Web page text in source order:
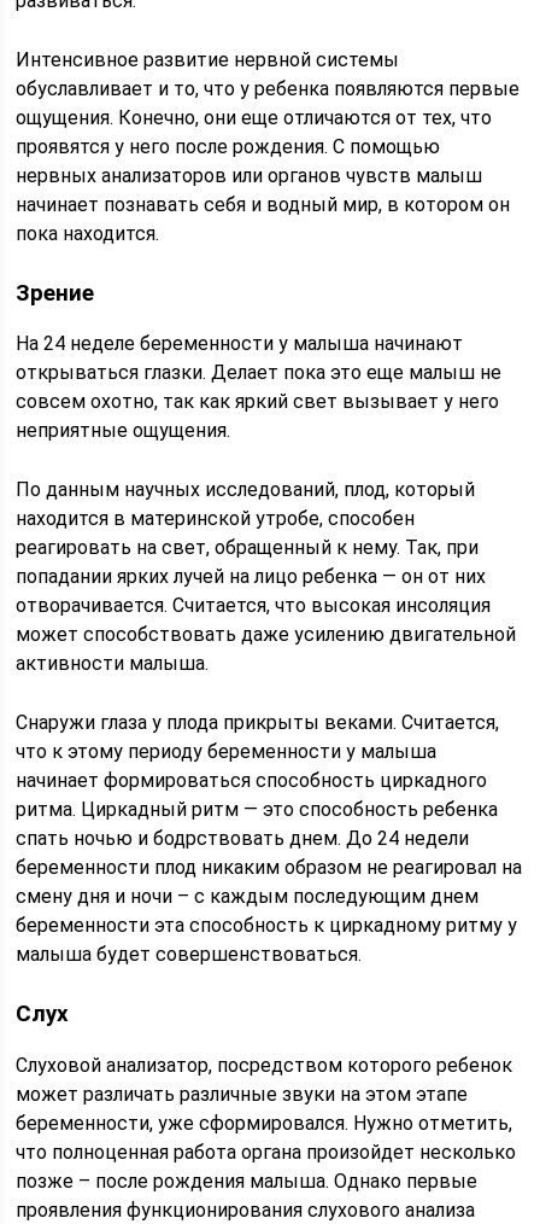
Интенсивное развитие нервной системы
обуславливает и то, что у ребенка появляются первые
ощущения. Конечно, они еще отличаются от тех, что
проявятся у него после рождения. С помощью
нервных анализаторов или органов чувств малыш
начинает познавать себя и водный мир, в котором он
пока находится.
Зрение
На 24 неделе беременности у малыша начинают
открываться глазки. Делает пока это еще малыш не
совсем охотно, так как яркий свет вызывает у него
неприятные ощущения.
По данным научных исследований, плод, который
находится в материнской утробе, способен
реагировать на свет, обращенный к нему. Так, при
попадании ярких лучей на лицо ребенка — он от них
отворачивается. Считается, что высокая инсоляция
может способствовать даже усилению двигательной
активности малыша.
Снаружи глаза у плода прикрыты веками. Считается,
что к этому периоду беременности у малыша
начинает формироваться способность циркадного
ритма. Циркадный ритм — это способность ребенка
спать ночью и бодрствовать днем. До 24 недели
беременности плод никаким образом не реагировал на
смену дня и ночи – с каждым последующим днем
беременности эта способность к циркадному ритму у
малыша будет совершенствоваться.
Слух
Слуховой анализатор, посредством которого ребенок
может различать различные звуки на этом этапе
беременности, уже сформировался. Нужно отметить,
что полноценная работа органа произойдет несколько
позже – после рождения малыша. Однако первые
проявления функционирования слухового анализа